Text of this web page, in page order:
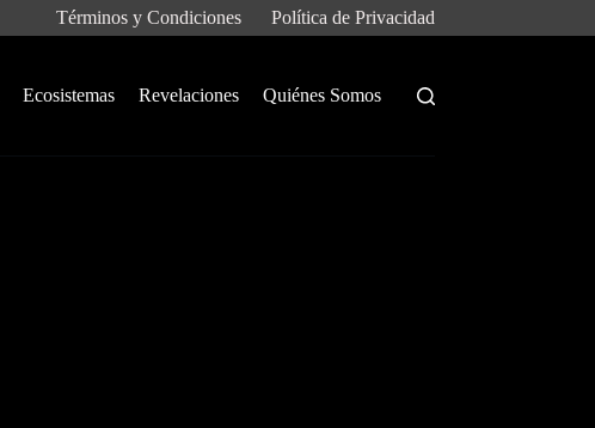
Términos y Condiciones Política de Privacidad
Ecosistemas Revelaciones Quiénes Somos